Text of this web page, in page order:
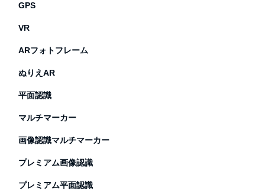
GPS
VR
ARフォトフレーム
ぬりえAR
平面認識
マルチマーカー
画像認識マルチマーカー
プレミアム画像認識
プレミアム平面認識